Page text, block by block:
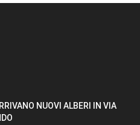
NUOVI ALBERI IN VIA